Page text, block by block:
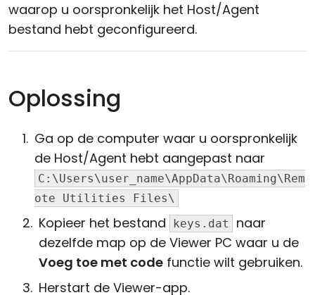
waarop u oorspronkelijk het Host/Agent
bestand hebt geconfigureerd.
Oplossing
Ga op de computer waar u oorspronkelijk
de Host/Agent hebt aangepast naar
C:\Users\user_name\AppData\Roaming\Rem
ote Utilities Files\
Kopieer het bestand keys.dat
naar
dezelfde map op de Viewer PC waar u de
Voeg toe met code functie wilt gebruiken.
Herstart de Viewer-app.